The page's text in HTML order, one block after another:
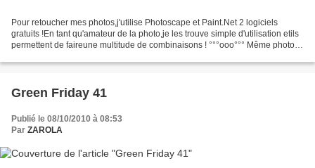
Pour retoucher mes photos,j'utilise Photoscape et Paint.Net 2 logiciels
gratuits !En tant qu'amateur de la photo,je les trouve simple d'utilisation etils
permettent de faireune multitude de combinaisons ! °°°ooo°°° Même photo...
Green Friday 41
Publié le 08/10/2010 à 08:53
Par ZAROLA